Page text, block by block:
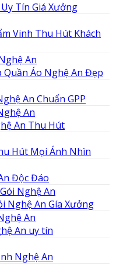
Tín Giá Xưởng
Vinh Thu Hút Khách
Áo Nghệ An Đẹp
An Chuẩn GPP
An Thu Hút
Hút Mọi Ánh Nhìn
Độc Đáo
Nghệ An Gía Xưởng
An uy tín
Nghệ An